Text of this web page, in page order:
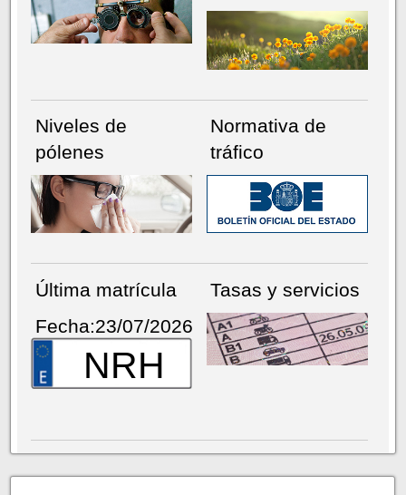
Niveles de
pólenes
Normativa de
tráfico
Última matrícula
Fecha:23/07/2026
NRH
Tasas y servicios